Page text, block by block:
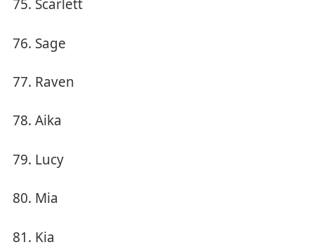
Scarlett
Sage
Raven
Aika
Lucy
Mia
Kia